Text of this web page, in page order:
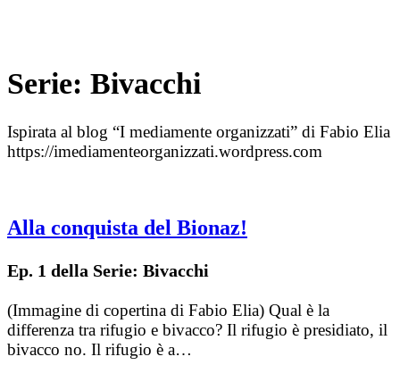
Serie: Bivacchi
Ispirata al blog “I mediamente organizzati” di Fabio Elia
https://imediamenteorganizzati.wordpress.com
Alla conquista del Bionaz!
Ep. 1 della Serie: Bivacchi
(Immagine di copertina di Fabio Elia) Qual è la
differenza tra rifugio e bivacco? Il rifugio è presidiato, il
bivacco no. Il rifugio è a…